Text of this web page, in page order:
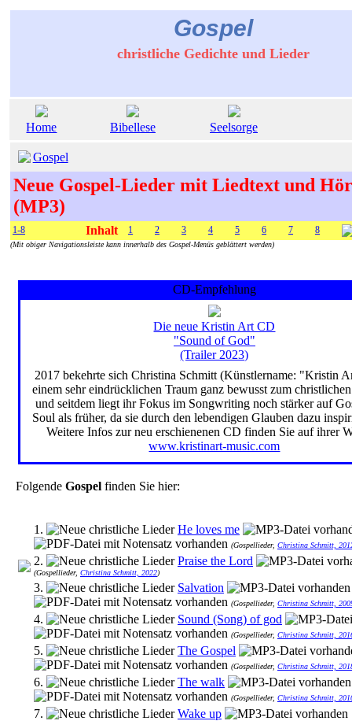
Gospel
christliche Gedichte und Lieder
Home Bibellese Seelsorge
Gospel
Neue Gospel-Lieder mit Liedtext und
(MP3)
1-8 Inhalt 1 2 3 4 5 6 7 8
(Mit obiger Navigationsleiste kann innerhalb des Gospel-Menüs geblättert werden)
CD-Empfehlung
Die neue Kristin Art CD
"Sound of God"
(Trailer 2023)
2017 bekehrte sich Christina Schmitt (Künstlername: "Kristin
einem sehr eindrücklichen Traum ganz bewusst zum
und seitdem liegt ihr Fokus im Songwriting noch stärker auf
Soul als früher, da sie durch den lebendigen Glauben dazu
Weitere Infos zur neu erschienenen CD finden Sie auf ihrer
www.kristinart-music.com
Folgende Gospel finden Sie hier:
1. He loves me
(Gospellieder, Christina Schmitt,
2. Praise the Lord
(Gospellieder, Christina Schmitt, 2022)
3. Salvation
(Gospellieder, Christina Schmitt,
4. Sound (Song) of god
(Gospellieder, Christina Schmitt,
5. The Gospel
(Gospellieder, Christina Schmitt,
6. The walk
(Gospellieder, Christina Schmitt,
7. Wake up